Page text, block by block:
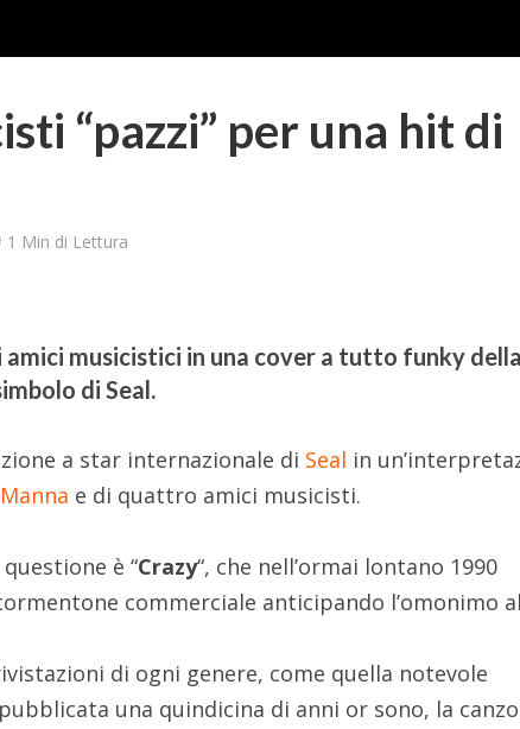
“pazzi” per una hit di
1 Min di Lettura
amici musicistici in una cover a tutto funky della
di Seal.
a star internazionale di Seal in
e di quattro amici musicisti.
è “Crazy“, che nell’ormai lontano 1990
commerciale anticipando l’omonimo
di ogni genere, come quella notevole
pubblicata una quindicina di anni or sono, la